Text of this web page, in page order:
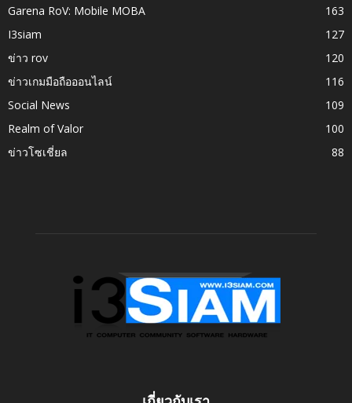
Garena RoV: Mobile MOBA
163
I3siam
127
ข่าว rov
120
ข่าวเกมมือถือออนไลน์
116
Social News
109
Realm of Valor
100
ข่าวโซเชี่ยล
88